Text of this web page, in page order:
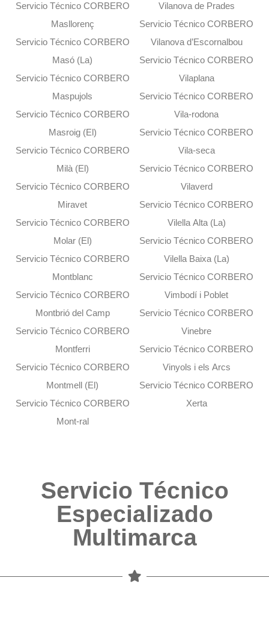
Servicio Técnico CORBERO
Masllorenç
Servicio Técnico CORBERO
Masó (La)
Servicio Técnico CORBERO
Maspujols
Servicio Técnico CORBERO
Masroig (El)
Servicio Técnico CORBERO
Milà (El)
Servicio Técnico CORBERO
Miravet
Servicio Técnico CORBERO
Molar (El)
Servicio Técnico CORBERO
Montblanc
Servicio Técnico CORBERO
Montbrió del Camp
Servicio Técnico CORBERO
Montferri
Servicio Técnico CORBERO
Montmell (El)
Servicio Técnico CORBERO
Mont-ral
Vilanova de Prades
Servicio Técnico CORBERO
Vilanova d’Escornalbou
Servicio Técnico CORBERO
Vilaplana
Servicio Técnico CORBERO
Vila-rodona
Servicio Técnico CORBERO
Vila-seca
Servicio Técnico CORBERO
Vilaverd
Servicio Técnico CORBERO
Vilella Alta (La)
Servicio Técnico CORBERO
Vilella Baixa (La)
Servicio Técnico CORBERO
Vimbodí i Poblet
Servicio Técnico CORBERO
Vinebre
Servicio Técnico CORBERO
Vinyols i els Arcs
Servicio Técnico CORBERO
Xerta
Servicio Técnico
Especializado
Multimarca